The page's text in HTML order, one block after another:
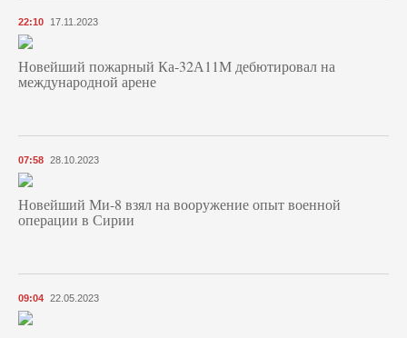
22:10 17.11.2023
Новейший пожарный Ка-32А11М дебютировал на
международной арене
07:58 28.10.2023
Новейший Ми-8 взял на вооружение опыт военной
операции в Сирии
09:04 22.05.2023